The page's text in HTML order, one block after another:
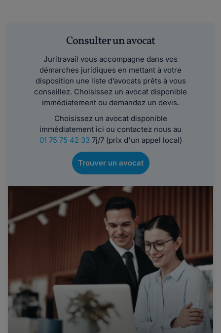
Consulter un avocat
Juritravail vous accompagne dans vos
démarches juridiques en mettant à votre
disposition une liste d’avocats prêts à vous
conseillez. Choisissez un avocat disponible
immédiatement ou demandez un devis.
Choisissez un avocat disponible
immédiatement ici ou contactez nous au
01 75 75 42 337j/7 (prix d'un appel local)
Trouver un avocat